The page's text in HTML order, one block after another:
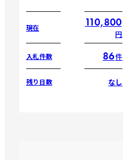
現在 110,800
円
入札件数 86件
残り日数 なし